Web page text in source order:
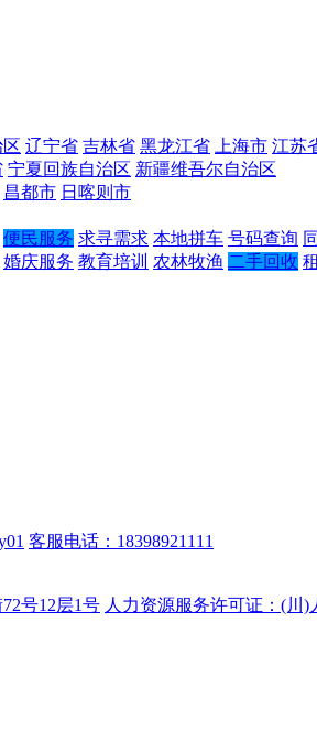
辽宁省 吉林省 黑龙江省 上海市 江苏
宁夏回族自治区 新疆维吾尔自治区
昌都市 日喀则市
便民服务 求寻需求 本地拼车 号码查询
婚庆服务 教育培训 农林牧渔 二手回收
客服电话：18398921111
号12层1号 人力资源服务许可证：(川)